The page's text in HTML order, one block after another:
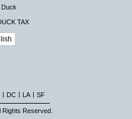
Duck
TAX
DC LA SF
Reserved.